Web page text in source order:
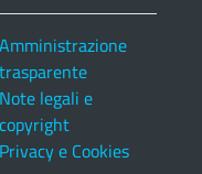
Amministrazione
trasparente
Note legali e
copyright
Privacy e Cookies